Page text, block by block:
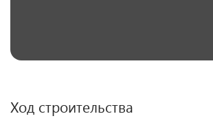
Ход строительства